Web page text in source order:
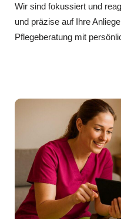
Wir sind fokussiert und
und präzise auf Ihre
Pflegeberatung mit